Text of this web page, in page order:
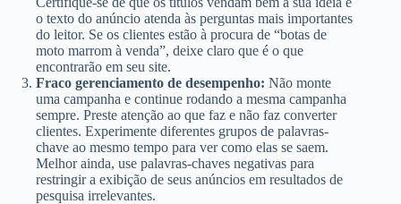
o texto do anúncio atenda às perguntas mais importantes
do leitor. Se os clientes estão à procura de “botas de
moto marrom à venda”, deixe claro que é o que
encontrarão em seu site.
Fraco gerenciamento de desempenho: Não monte
uma campanha e continue rodando a mesma campanha
sempre. Preste atenção ao que faz e não faz converter
clientes. Experimente diferentes grupos de palavras-
chave ao mesmo tempo para ver como elas se saem.
Melhor ainda, use palavras-chaves negativas para
restringir a exibição de seus anúncios em resultados de
pesquisa irrelevantes.